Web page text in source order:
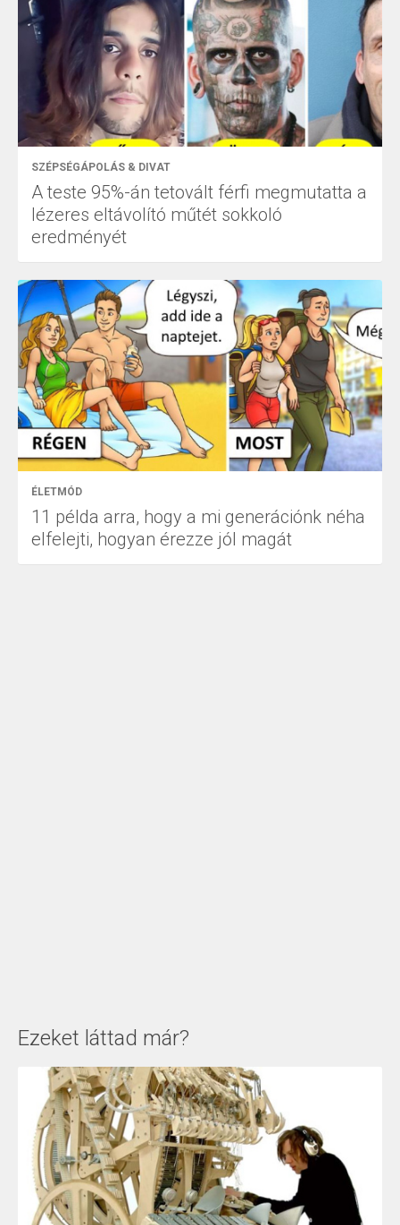
SZÉPSÉGÁPOLÁS & DIVAT
A teste 95%-án tetovált férfi megmutatta a
lézeres eltávolító műtét sokkoló
eredményét
ÉLETMÓD
11 példa arra, hogy a mi generációnk néha
elfelejti, hogyan érezze jól magát
Ezeket láttad már?